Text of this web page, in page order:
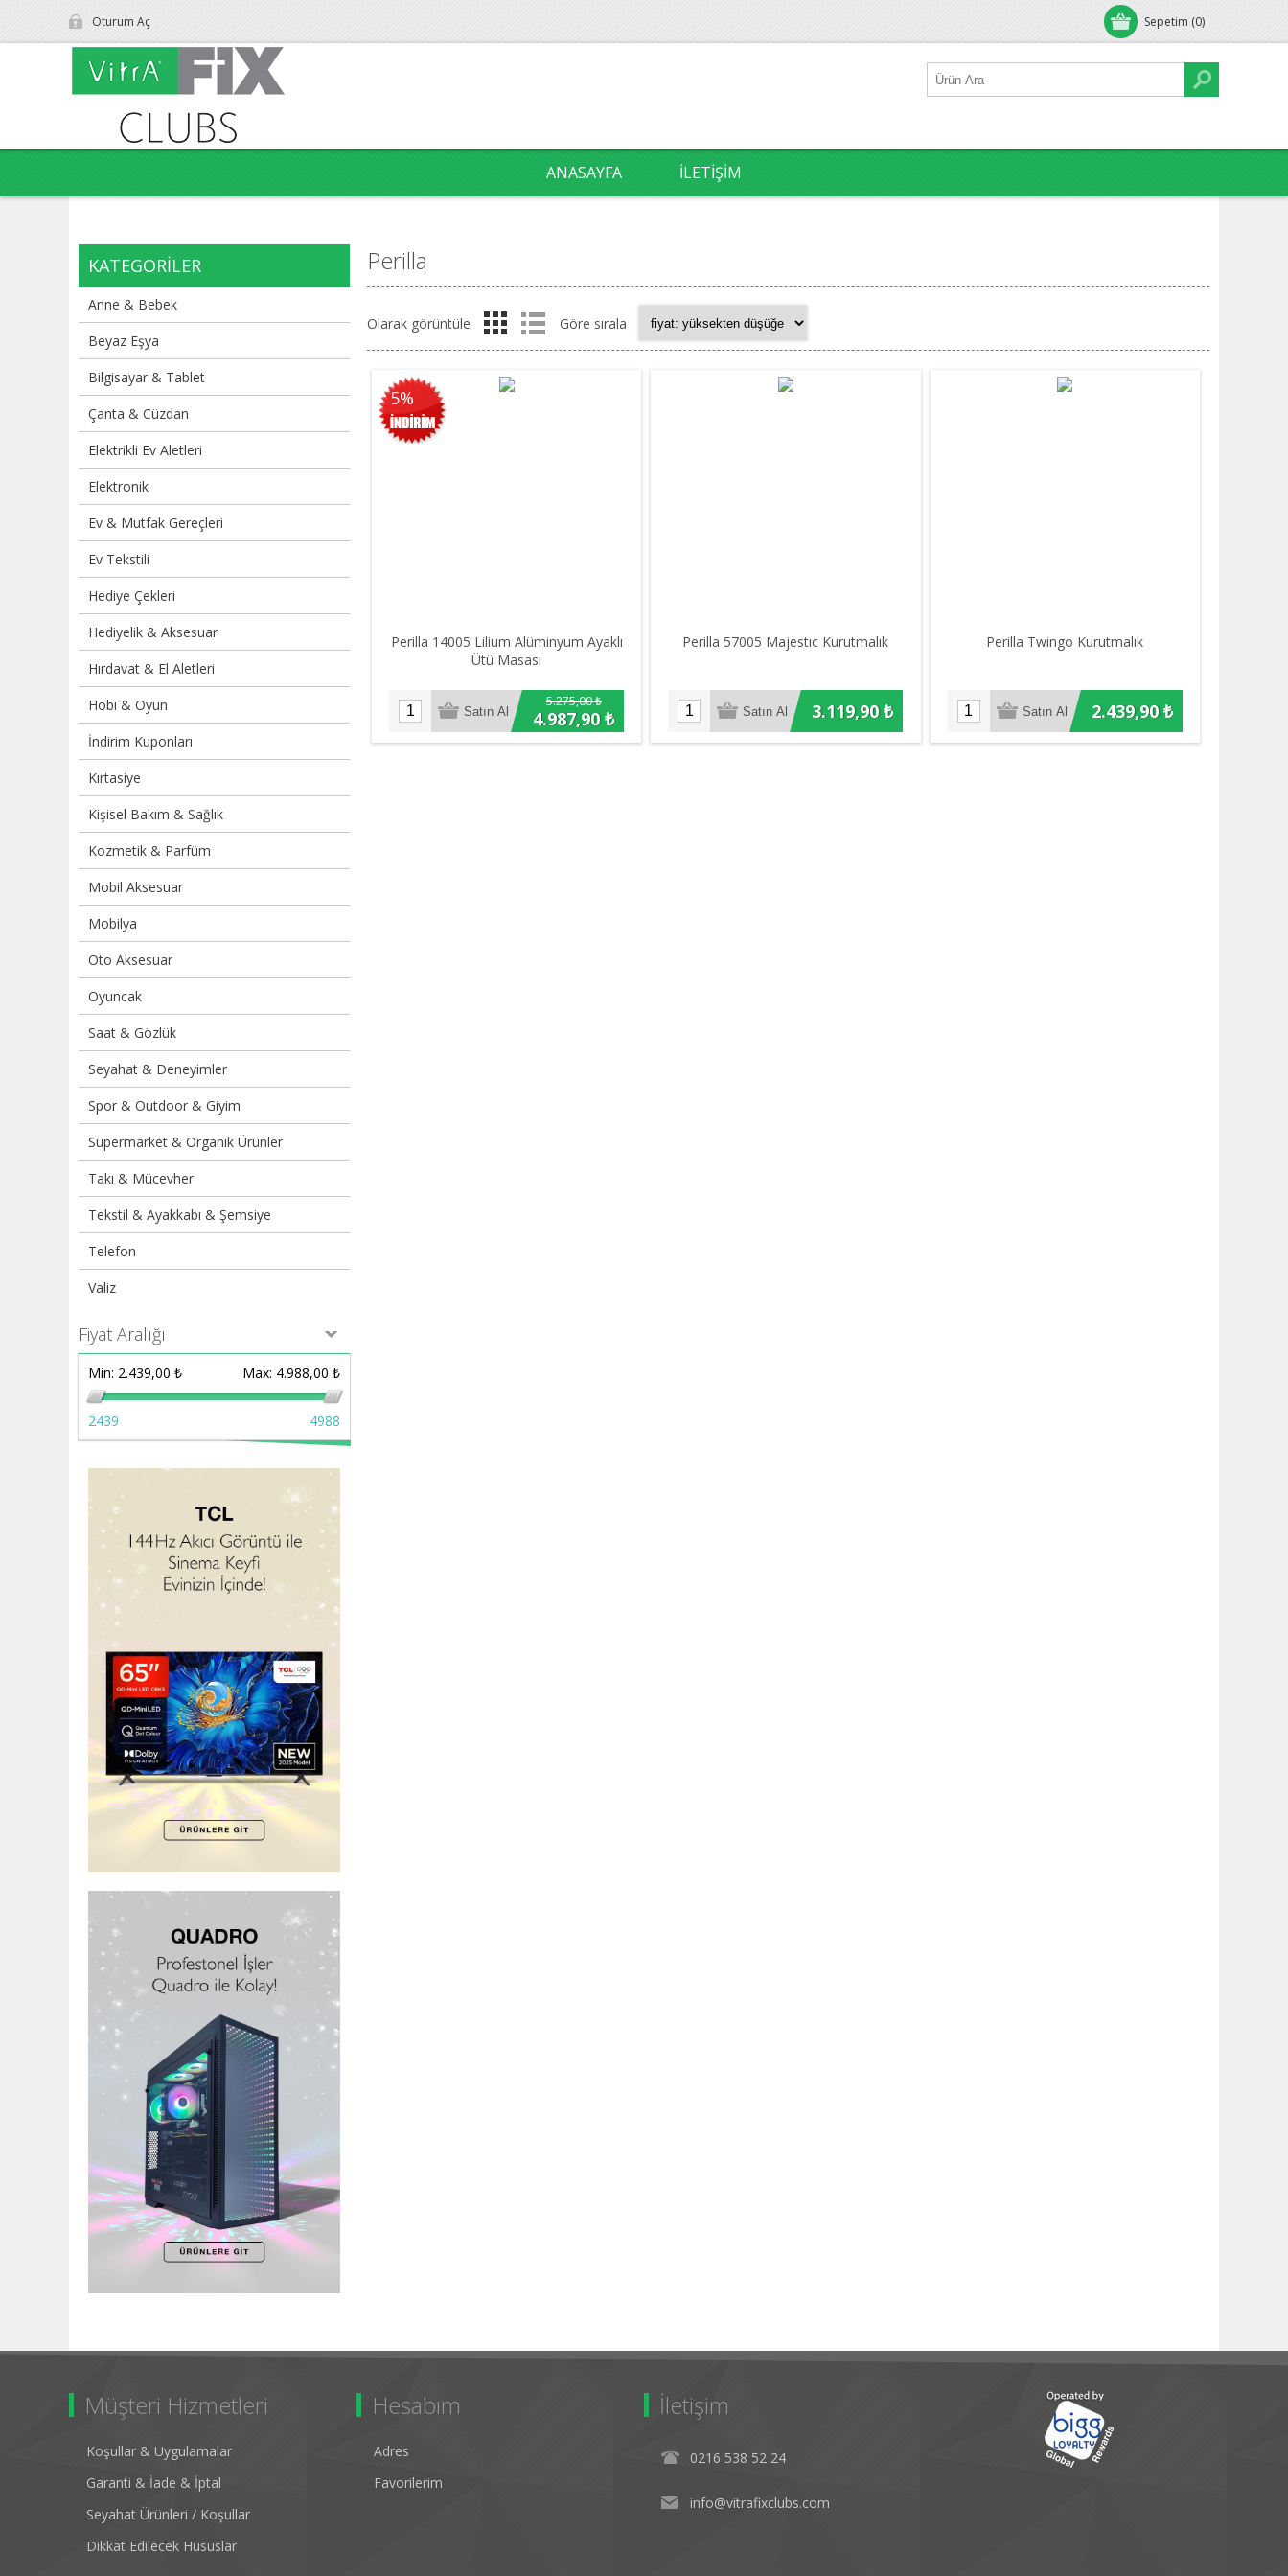
Sepetim (0)
Oturum Aç
ANASAYFA İLETIŞIM
KATEGORILER
Anne & Bebek
Beyaz Eşya
Bilgisayar & Tablet
Çanta & Cüzdan
Elektrikli Ev Aletleri
Elektronik
Ev & Mutfak Gereçleri
Ev Tekstili
Hediye Çekleri
Hediyelik & Aksesuar
Hırdavat & El Aletleri
Hobi & Oyun
İndirim Kuponları
Kırtasiye
Kişisel Bakım & Sağlık
Kozmetik & Parfüm
Mobil Aksesuar
Mobilya
Oto Aksesuar
Oyuncak
Saat & Gözlük
Seyahat & Deneyimler
Spor & Outdoor & Giyim
Süpermarket & Organik Ürünler
Takı & Mücevher
Tekstil & Ayakkabı & Şemsiye
Telefon
Valiz
Fiyat Aralığı
Min: 2.439,00 ₺ Max: 4.988,00 ₺
2439 4988
Perilla
Olarak görüntüle Göre sırala
5%
Perilla 14005 Lilium Alüminyum Ayaklı
Ütü Masası
5.275,00 ₺
4.987,90 ₺
Perilla 57005 Majestıc Kurutmalık
3.119,90 ₺
Perilla Twingo Kurutmalık
2.439,90 ₺
Müşteri Hizmetleri
Koşullar & Uygulamalar
Garanti & İade & İptal
Seyahat Ürünleri / Koşullar
Dikkat Edilecek Hususlar
Hesabım
Adres
Favorilerim
İletişim
0216 538 52 24
info@vitrafixclubs.com